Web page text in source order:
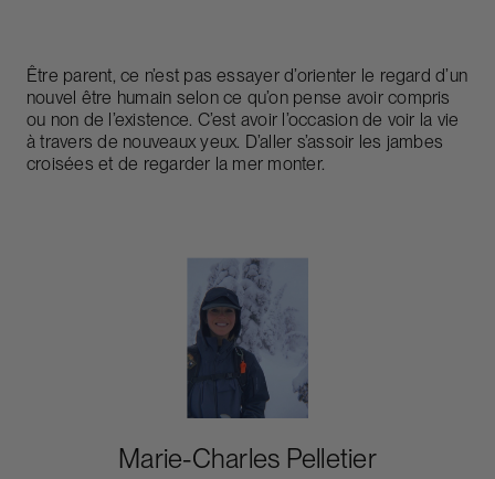
Être parent, ce n’est pas essayer d’orienter le regard d’un
nouvel être humain selon ce qu’on pense avoir compris
ou non de l’existence. C’est avoir l’occasion de voir la vie
à travers de nouveaux yeux. D’aller s’assoir les jambes
croisées et de regarder la mer monter.
Marie-Charles Pelletier